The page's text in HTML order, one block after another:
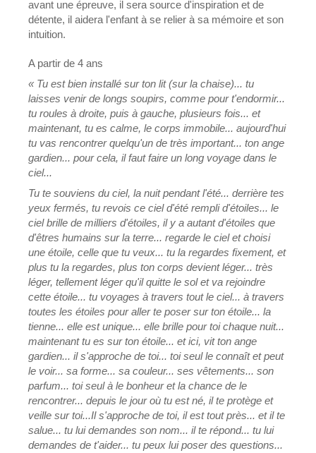
avant une épreuve, il sera source d'inspiration et de
détente, il aidera l'enfant à se relier à sa mémoire et son
intuition.
A partir de 4 ans
« Tu est bien installé sur ton lit (sur la chaise)... tu
laisses venir de longs soupirs, comme pour t'endormir...
tu roules à droite, puis à gauche, plusieurs fois... et
maintenant, tu es calme, le corps immobile... aujourd'hui
tu vas rencontrer quelqu'un de très important... ton ange
gardien... pour cela, il faut faire un long voyage dans le
ciel...
Tu te souviens du ciel, la nuit pendant l'été... derrière tes
yeux fermés, tu revois ce ciel d'été rempli d'étoiles... le
ciel brille de milliers d'étoiles, il y a autant d'étoiles que
d'êtres humains sur la terre... regarde le ciel et choisi
une étoile, celle que tu veux... tu la regardes fixement, et
plus tu la regardes, plus ton corps devient léger... très
léger, tellement léger qu'il quitte le sol et va rejoindre
cette étoile... tu voyages à travers tout le ciel... à travers
toutes les étoiles pour aller te poser sur ton étoile... la
tienne... elle est unique... elle brille pour toi chaque nuit...
maintenant tu es sur ton étoile... et ici, vit ton ange
gardien... il s'approche de toi... toi seul le connaît et peut
le voir... sa forme... sa couleur... ses vêtements... son
parfum... toi seul à le bonheur et la chance de le
rencontrer... depuis le jour où tu est né, il te protège et
veille sur toi...Il s'approche de toi, il est tout près... et il te
salue... tu lui demandes son nom... il te répond... tu lui
demandes de t'aider... tu peux lui poser des questions...